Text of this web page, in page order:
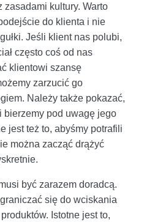
kultury. Warto
do klienta i nie
Jeśli klient nas polubi,
często coś od nas
klientowi szansę
zarzucić go
Należy także pokazać,
bierzemy pod uwagę jego
jest też to, abyśmy potrafili
można zacząć drążyć
być zarazem doradcą.
się do wciskania
Istotne jest to,